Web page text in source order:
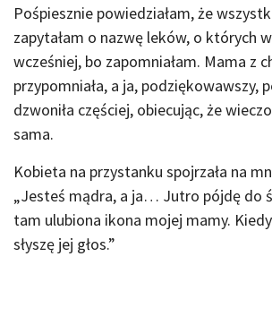
Pośpiesznie powiedziałam, że
zapytałam o nazwę leków, o których
wcześniej, bo zapomniałam. Mama z
przypomniała, a ja, podziękowawszy,
dzwoniła częściej, obiecując, że
sama.
Kobieta na przystanku spojrzała na
„Jesteś mądra, a ja… Jutro pójdę do
tam ulubiona ikona mojej mamy.
słyszę jej głos.”